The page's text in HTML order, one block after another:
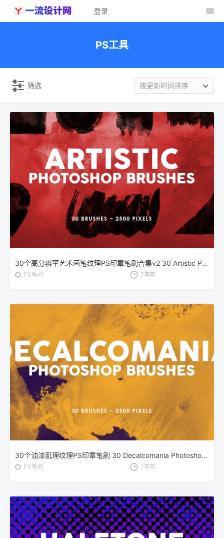
登录
PS工具
筛选 按更新时间排序
30个高分辨率艺术画笔纹理PS印章笔刷合集v2 30 Artistic Photoshop Stamp Brushes Vol.2
PS笔刷 7年前
30个油漆肌理纹理PS印章笔刷 30 Decalcomania Photoshop Stamp Brushes
PS笔刷 7年前